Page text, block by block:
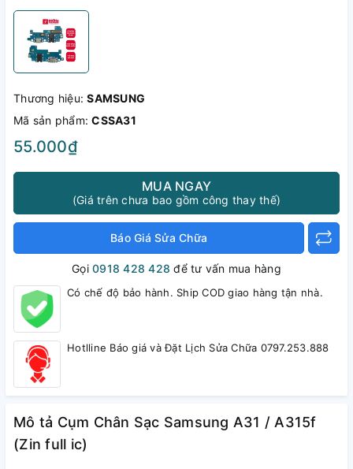
Thương hiệu:SAMSUNG
Mã sản phẩm:CSSA31
55.000₫
MUA NGAY
(Giá trên chưa bao gồm công thay thế)
Báo Giá Sửa Chữa
Gọi0918 428 428 để tư vấn mua hàng
Có chế độ bảo hành. Ship COD giao hàng tận nhà.
Hotlline Báo giá và Đặt Lịch Sửa Chữa 0797.253.888
Mô tả Cụm Chân Sạc Samsung A31 / A315f
(Zin full ic)